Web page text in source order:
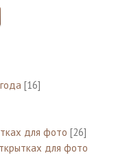
[16]
для фото [26]
для фото